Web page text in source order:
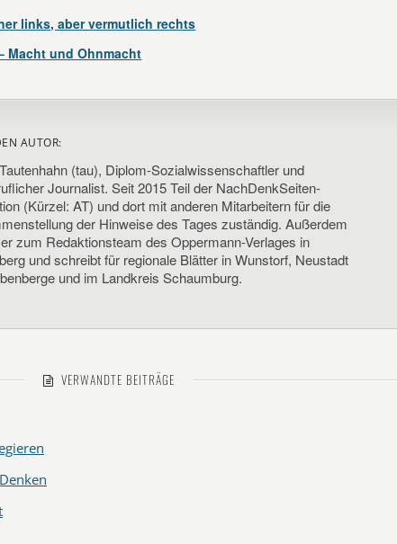
links, aber vermutlich rechts
Macht und Ohnmacht
AUTOR:
(tau), Diplom-Sozialwissenschaftler und
Journalist. Seit 2015 Teil der NachDenkSeiten-
(Kürzel: AT) und dort mit anderen Mitarbeitern für die
der Hinweise des Tages zuständig. Außerdem
zum Redaktionsteam des Oppermann-Verlages in
und schreibt für regionale Blätter in Wunstorf, Neustadt
und im Landkreis Schaumburg.
VERWANDTE BEITRÄGE